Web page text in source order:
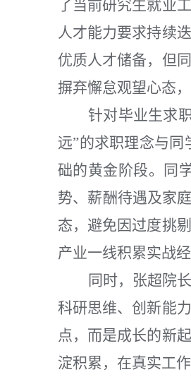
了当前研究生就业
人才能力要求持续
优质人才储备，但
摒弃懈怠观望心态
针对毕业生求
远”的求职理念与
础的黄金阶段。同
势、薪酬待遇及家
态，避免因过度挑
产业一线积累实战
同时，张超院
科研思维、创新能
点，而是成长的新
淀积累，在真实工